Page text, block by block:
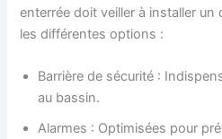
enterrée doit veiller à installer
les différentes options :
Barrière de sécurité :
au bassin.
Alarmes : Optimisées pour